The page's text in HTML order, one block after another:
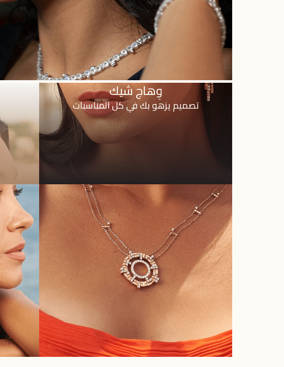
وِهاج شيك
تصميم يزهو بك في كل المناسبات